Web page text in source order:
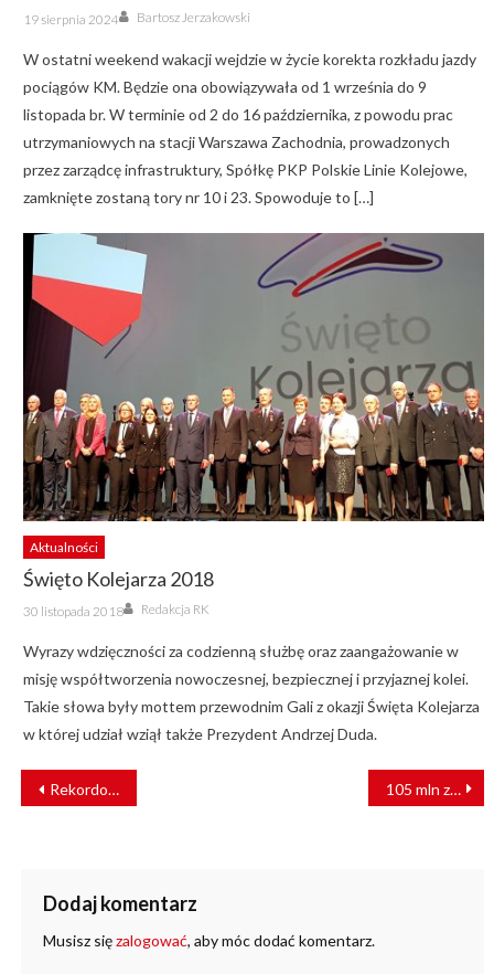
Posted
on
19 sierpnia 2024 Author
Bartosz Jerzakowski
W ostatni weekend wakacji wejdzie w życie korekta rozkładu jazdy
pociągów KM. Będzie ona obowiązywała od 1 września do 9
listopada br. W terminie od 2 do 16 października, z powodu prac
utrzymaniowych na stacji Warszawa Zachodnia, prowadzonych
przez zarządcę infrastruktury, Spółkę PKP Polskie Linie Kolejowe,
zamknięte zostaną tory nr 10 i 23. Spowoduje to […]
Aktualności
Święto Kolejarza 2018
Posted
on
30 listopada 2018 Author
Redakcja RK
Wyrazy wdzięczności za codzienną służbę oraz zaangażowanie w
misję współtworzenia nowoczesnej, bezpiecznej i przyjaznej kolei.
Takie słowa były mottem przewodnim Gali z okazji Święta Kolejarza
w której udział wziął także Prezydent Andrzej Duda.
NAWIGACJA
WPISU
Rekordowe sześć miesięcy Łódzkiej Kolei Aglomeracyjnej. 105 mln zł na inwestycje kolejowe w północnej Małopolsce
Dodaj komentarz
Musisz sięzalogować, aby móc dodać komentarz.